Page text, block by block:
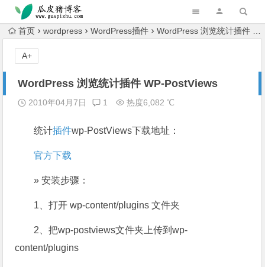
跳转到主内容
首页 wordpress WordPress插件 WordPress 浏览统计插件 WP-PostViews
WordPress 浏览统计插件 WP-PostViews
2010年04月7日 1 热度6,082 ℃
统计插件wp-PostViews下载地址：
官方下载
» 安装步骤：
1、打开 wp-content/plugins 文件夹
2、把wp-postviews文件夹上传到wp-
content/plugins
A+